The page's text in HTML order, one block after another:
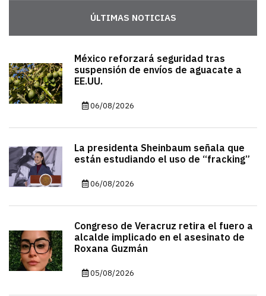
ÚLTIMAS NOTICIAS
México reforzará seguridad tras
suspensión de envíos de aguacate a
EE.UU.
06/08/2026
La presidenta Sheinbaum señala que
están estudiando el uso de “fracking”
06/08/2026
Congreso de Veracruz retira el fuero a
alcalde implicado en el asesinato de
Roxana Guzmán
05/08/2026